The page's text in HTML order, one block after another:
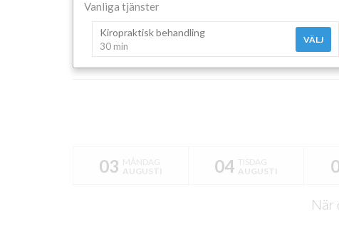
Vanliga tjänster
Kiropraktisk behandling
30 min
VÄLJ
03 MÅNDAG
AUGUSTI
04 TISDAG
AUGUSTI
När